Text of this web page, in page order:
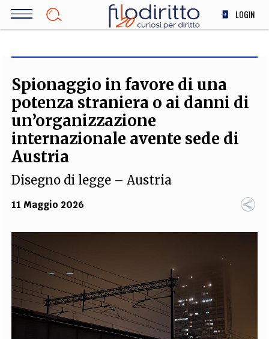
Salta
LOGIN
SOCIETÀ
MEDICINA
SCIENZA
STORIA E FILOSOFIA
FILODIRITTO REDAZIONE COMITATO SCIENTIFICO AUTORI CURATORI
EXTRA
CODICI RUBRICHE LIBRI PROCEEDINGS PUBBLICITÀ CONTATTI
Spionaggio in favore di una
potenza straniera o ai danni di
un’organizzazione
internazionale avente sede di
Austria
Disegno di legge – Austria
11 Maggio 2026